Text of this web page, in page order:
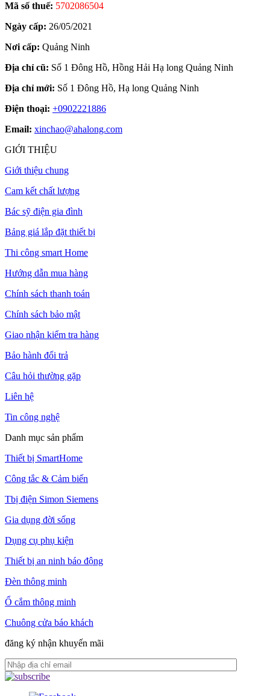
Mã số thuế: 5702086504
Ngày cấp: 26/05/2021
Nơi cấp: Quảng Ninh
Địa chỉ cũ: Số 1 Đông Hồ, Hồng Hải Hạ long Quảng Ninh
Địa chỉ mới: Số 1 Đông Hồ, Hạ long Quảng Ninh
Điện thoại: +0902221886
Email: xinchao@ahalong.com
GIỚI THIỆU
Giới thiệu chung
Cam kết chất lượng
Bác sỹ điện gia đình
Bảng giá lắp đặt thiết bị
Thi công smart Home
Hướng dẫn mua hàng
Chính sách thanh toán
Chính sách bảo mật
Giao nhận kiểm tra hàng
Bảo hành đổi trả
Câu hỏi thường gặp
Liên hệ
Tin công nghệ
Danh mục sản phẩm
Thiết bị SmartHome
Công tắc & Cảm biến
Tbị điện Simon Siemens
Gia dụng đời sống
Dụng cụ phụ kiện
Thiết bị an ninh báo động
Đèn thông minh
Ổ cắm thông minh
Chuông cửa báo khách
đăng ký nhận khuyến mãi